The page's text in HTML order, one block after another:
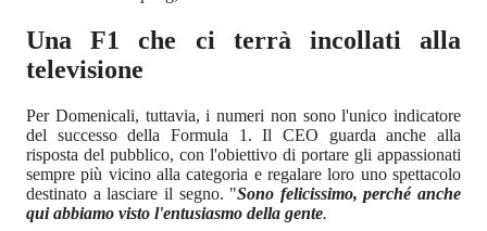
Una F1 che ci terrà incollati alla
televisione
Per Domenicali, tuttavia, i numeri non sono l'unico indicatore
del successo della Formula 1. Il CEO guarda anche alla
risposta del pubblico, con l'obiettivo di portare gli appassionati
sempre più vicino alla categoria e regalare loro uno spettacolo
destinato a lasciare il segno. "Sono felicissimo, perché anche
qui abbiamo visto l'entusiasmo della gente.